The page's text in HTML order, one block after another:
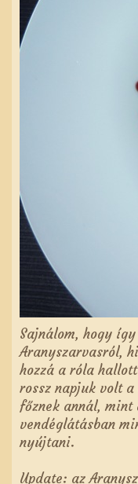
Sajnálom, hogy
Aranyszarvasról,
hozzá a róla
rossz napjuk volt a
főznek annál,
vendéglátásban
nyújtani.
Update: az